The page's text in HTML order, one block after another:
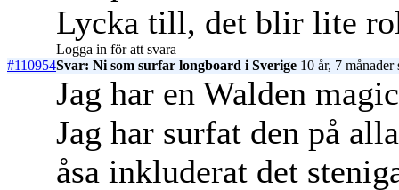
Lycka till, det blir lite
Logga in för att svara
#110954Svar: Ni som surfar longboard i Sverige 10 år, 7 månader
Jag har en Walden
Jag har surfat den på
åsa inkluderat det